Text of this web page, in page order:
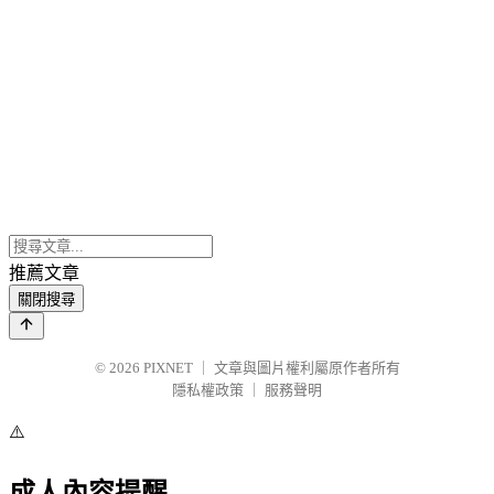
推薦文章
關閉搜尋
© 2026 PIXNET
文章與圖片權利屬原作者所有
隱私權政策
服務聲明
⚠️